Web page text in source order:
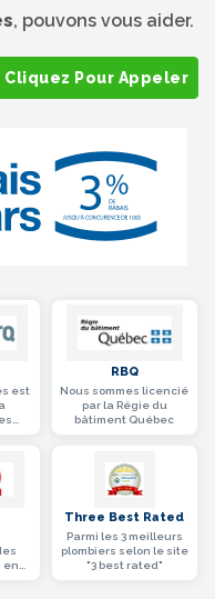
, pouvons vous aider.
Cliquez Pour Appeler
est
RBQ
Nous sommes licencié
par la Régie du
bâtiment Québec
en
Three Best Rated
Parmi les 3 meilleurs
plombiers selon le site
"3 best rated"